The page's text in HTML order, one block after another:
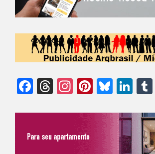
Facebook
Threads
Instagram